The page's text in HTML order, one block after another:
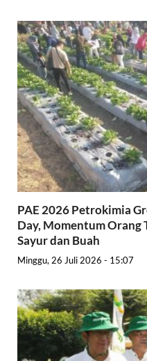
PAE 2026 Petrokimia
Day, Momentum Orang
Sayur dan Buah
Minggu, 26 Juli 2026 - 15:07